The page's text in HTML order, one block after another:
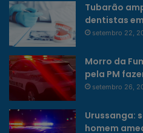
Tubarão
dentistas
setembro 22,
Morro da
pela PM
setembro 26,
Urussanga:
homem